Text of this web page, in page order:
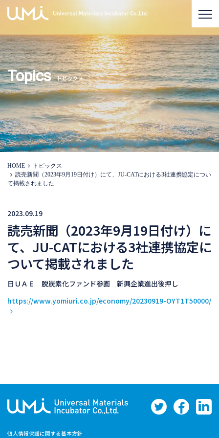
Topics トピックス
HOME
トピックス
読売新聞（2023年9月19日付け）にて、JU-CATにおける3社連携協定につい
て掲載されました
2023.09.19
読売新聞（2023年9月19日付け）に
て、JU-CATにおける3社連携協定に
ついて掲載されました
日ＵＡＥ 脱炭素化ファンド参画 新興企業進出後押し
https://www.yomiuri.co.jp/economy/20230919-OYT1T50000/
個人情報保護に関する基本方針